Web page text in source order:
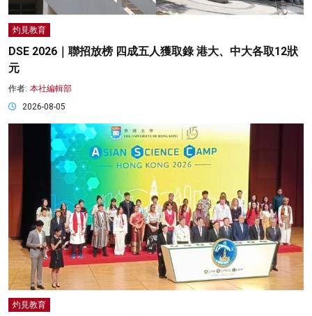
灼見教育
DSE 2026｜聯招放榜 四成五人獲取錄 港大、中大各取12狀
元
作者: 本社編輯部
2026-08-05
灼見教育